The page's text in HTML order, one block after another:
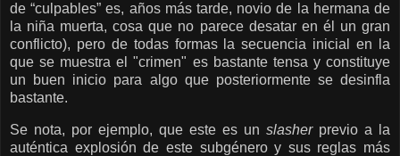
de “culpables” es, años más tarde, novio de la hermana de
la niña muerta, cosa que no parece desatar en él un gran
conflicto), pero de todas formas la secuencia inicial en la
que se muestra el "crimen" es bastante tensa y constituye
un buen inicio para algo que posteriormente se desinfla
bastante.
Se nota, por ejemplo, que este es un slasher previo a la
auténtica explosión de este subgénero y sus reglas más